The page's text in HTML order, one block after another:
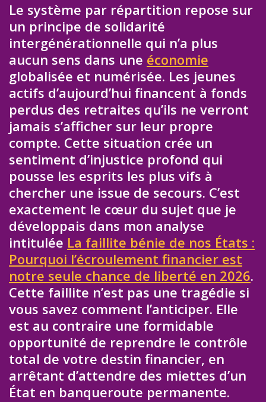
Le système par répartition repose sur
un principe de solidarité
intergénérationnelle qui n’a plus
aucun sens dans une économie
globalisée et numérisée. Les jeunes
actifs d’aujourd’hui financent à fonds
perdus des retraites qu’ils ne verront
jamais s’afficher sur leur propre
compte. Cette situation crée un
sentiment d’injustice profond qui
pousse les esprits les plus vifs à
chercher une issue de secours. C’est
exactement le cœur du sujet que je
développais dans mon analyse
intitulée La faillite bénie de nos États :
Pourquoi l’écroulement financier est
notre seule chance de liberté en 2026.
Cette faillite n’est pas une tragédie si
vous savez comment l’anticiper. Elle
est au contraire une formidable
opportunité de reprendre le contrôle
total de votre destin financier, en
arrêtant d’attendre des miettes d’un
État en banqueroute permanente.